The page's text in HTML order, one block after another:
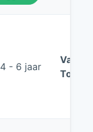
4 - 6 jaar
Van:
Tot: